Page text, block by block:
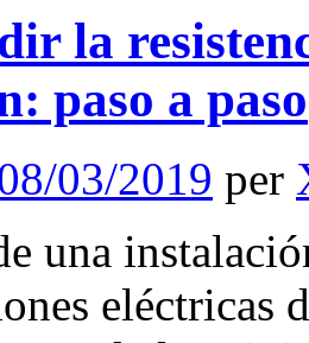
la
paso a paso
03/2019 per
una
eléctricas